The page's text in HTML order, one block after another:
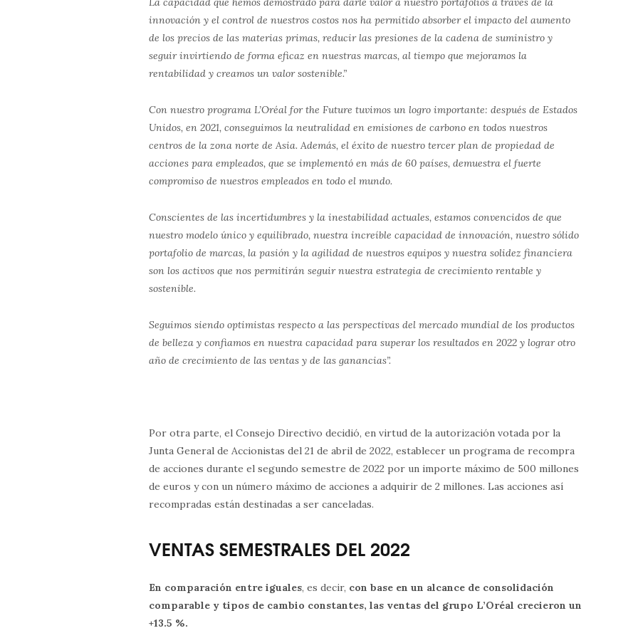
innovación y el control de nuestros costos nos ha permitido absorber el impacto del aumento
de los precios de las materias primas, reducir las presiones de la cadena de suministro y
seguir invirtiendo de forma eficaz en nuestras marcas, al tiempo que mejoramos la
rentabilidad y creamos un valor sostenible.”
Con nuestro programa L’Oréal for the Future tuvimos un logro importante: después de Estados
Unidos, en 2021, conseguimos la neutralidad en emisiones de carbono en todos nuestros
centros de la zona norte de Asia. Además, el éxito de nuestro tercer plan de propiedad de
acciones para empleados, que se implementó en más de 60 países, demuestra el fuerte
compromiso de nuestros empleados en todo el mundo.
Conscientes de las incertidumbres y la inestabilidad actuales, estamos convencidos de que
nuestro modelo único y equilibrado, nuestra increíble capacidad de innovación, nuestro sólido
portafolio de marcas, la pasión y la agilidad de nuestros equipos y nuestra solidez financiera
son los activos que nos permitirán seguir nuestra estrategia de crecimiento rentable y
sostenible.
Seguimos siendo optimistas respecto a las perspectivas del mercado mundial de los productos
de belleza y confiamos en nuestra capacidad para superar los resultados en 2022 y lograr otro
año de crecimiento de las ventas y de las ganancias”.
Por otra parte, el Consejo Directivo decidió, en virtud de la autorización votada por la
Junta General de Accionistas del 21 de abril de 2022, establecer un programa de recompra
de acciones durante el segundo semestre de 2022 por un importe máximo de 500 millones
de euros y con un número máximo de acciones a adquirir de 2 millones. Las acciones así
recompradas están destinadas a ser canceladas.
VENTAS SEMESTRALES DEL 2022
En comparación entre iguales, es decir, con base en un alcance de consolidación
comparable y tipos de cambio constantes, las ventas del grupo L’Oréal crecieron un
+13.5 %.